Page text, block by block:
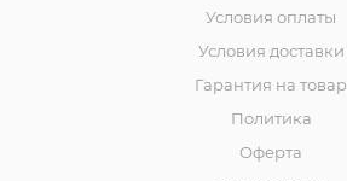
Условия оплаты
Условия доставки
Гарантия на товар
Политика
Оферта